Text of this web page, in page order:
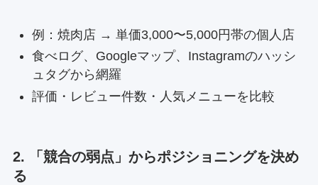
例：焼肉店 → 単価3,000〜5,000円帯の個人店
食べログ、Googleマップ、Instagramのハッシ
ュタグから網羅
評価・レビュー件数・人気メニューを比較
2. 「競合の弱点」からポジショニングを決め
る